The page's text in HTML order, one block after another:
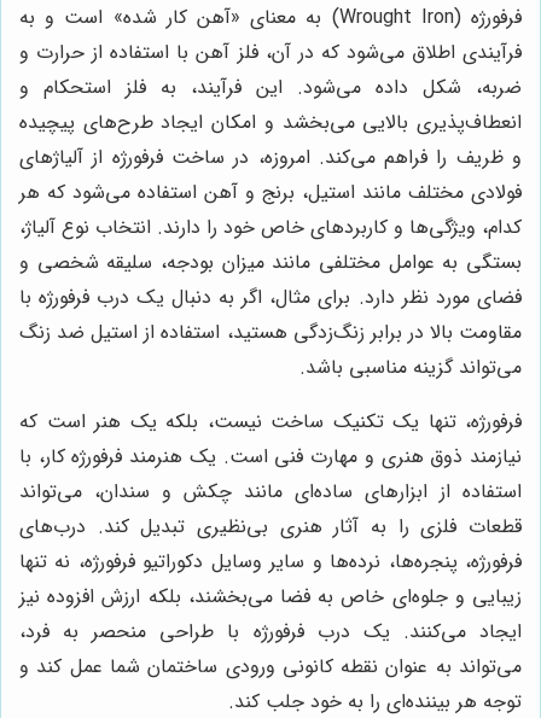
فرفورژه (Wrought Iron) به معنای «آهن کار شده» است و به
فرآیندی اطلاق می‌شود که در آن، فلز آهن با استفاده از حرارت و
ضربه، شکل داده می‌شود. این فرآیند، به فلز استحکام و
انعطاف‌پذیری بالایی می‌بخشد و امکان ایجاد طرح‌های پیچیده
و ظریف را فراهم می‌کند. امروزه، در ساخت فرفورژه از آلیاژهای
فولادی مختلف مانند استیل، برنج و آهن استفاده می‌شود که هر
کدام، ویژگی‌ها و کاربردهای خاص خود را دارند. انتخاب نوع آلیاژ،
بستگی به عوامل مختلفی مانند میزان بودجه، سلیقه شخصی و
فضای مورد نظر دارد. برای مثال، اگر به دنبال یک درب فرفورژه با
مقاومت بالا در برابر زنگ‌زدگی هستید، استفاده از استیل ضد زنگ
می‌تواند گزینه مناسبی باشد.
فرفورژه، تنها یک تکنیک ساخت نیست، بلکه یک هنر است که
نیازمند ذوق هنری و مهارت فنی است. یک هنرمند فرفورژه کار، با
استفاده از ابزارهای ساده‌ای مانند چکش و سندان، می‌تواند
قطعات فلزی را به آثار هنری بی‌نظیری تبدیل کند. درب‌های
فرفورژه، پنجره‌ها، نرده‌ها و سایر وسایل دکوراتیو فرفورژه، نه تنها
زیبایی و جلوه‌ای خاص به فضا می‌بخشند، بلکه ارزش افزوده نیز
ایجاد می‌کنند. یک درب فرفورژه با طراحی منحصر به فرد،
می‌تواند به عنوان نقطه کانونی ورودی ساختمان شما عمل کند و
توجه هر بیننده‌ای را به خود جلب کند.